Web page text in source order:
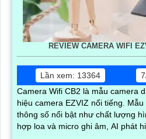
REVIEW CAMERA WIFI
Lần xem: 13364
Camera Wifi CB2 là mẫu camera
hiệu camera EZVIZ nổi tiếng. Mẫu camera này sở hữu nhiều
thông số nổi bật như chất lượng
hợp loa và micro ghi âm, AI phát hiện người và báo động